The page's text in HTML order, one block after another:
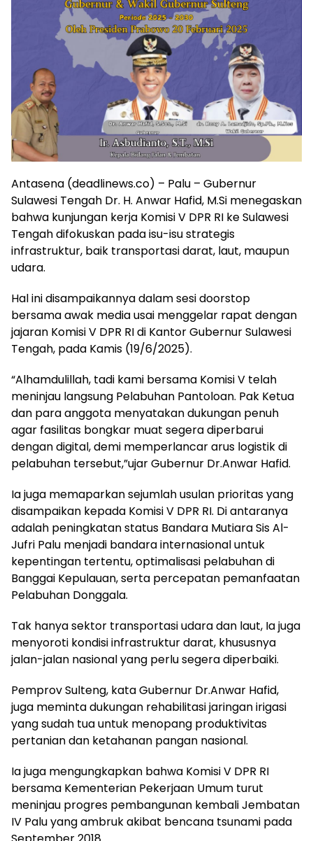
Antasena (deadlinews.co) – Palu – Gubernur
Sulawesi Tengah Dr. H. Anwar Hafid, M.Si menegaskan
bahwa kunjungan kerja Komisi V DPR RI ke Sulawesi
Tengah difokuskan pada isu-isu strategis
infrastruktur, baik transportasi darat, laut, maupun
udara.
Hal ini disampaikannya dalam sesi doorstop
bersama awak media usai menggelar rapat dengan
jajaran Komisi V DPR RI di Kantor Gubernur Sulawesi
Tengah, pada Kamis (19/6/2025).
“Alhamdulillah, tadi kami bersama Komisi V telah
meninjau langsung Pelabuhan Pantoloan. Pak Ketua
dan para anggota menyatakan dukungan penuh
agar fasilitas bongkar muat segera diperbarui
dengan digital, demi memperlancar arus logistik di
pelabuhan tersebut,”ujar Gubernur Dr.Anwar Hafid.
Ia juga memaparkan sejumlah usulan prioritas yang
disampaikan kepada Komisi V DPR RI. Di antaranya
adalah peningkatan status Bandara Mutiara Sis Al-
Jufri Palu menjadi bandara internasional untuk
kepentingan tertentu, optimalisasi pelabuhan di
Banggai Kepulauan, serta percepatan pemanfaatan
Pelabuhan Donggala.
Tak hanya sektor transportasi udara dan laut, Ia juga
menyoroti kondisi infrastruktur darat, khususnya
jalan-jalan nasional yang perlu segera diperbaiki.
Pemprov Sulteng, kata Gubernur Dr.Anwar Hafid,
juga meminta dukungan rehabilitasi jaringan irigasi
yang sudah tua untuk menopang produktivitas
pertanian dan ketahanan pangan nasional.
Ia juga mengungkapkan bahwa Komisi V DPR RI
bersama Kementerian Pekerjaan Umum turut
meninjau progres pembangunan kembali Jembatan
IV Palu yang ambruk akibat bencana tsunami pada